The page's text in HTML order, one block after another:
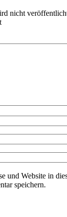
nicht
und Website in
speichern.